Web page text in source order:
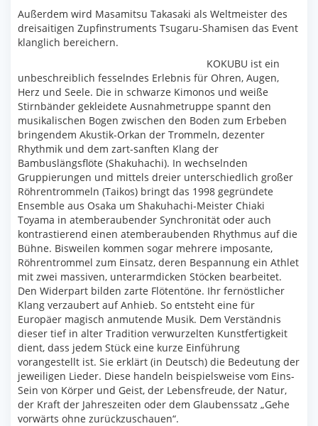
Außerdem wird Masamitsu Takasaki als Weltmeister des
dreisaitigen Zupfinstruments Tsugaru-Shamisen das Event
klanglich bereichern.
KOKUBU ist ein
unbeschreiblich fesselndes Erlebnis für Ohren, Augen,
Herz und Seele. Die in schwarze Kimonos und weiße
Stirnbänder gekleidete Ausnahmetruppe spannt den
musikalischen Bogen zwischen den Boden zum Erbeben
bringendem Akustik-Orkan der Trommeln, dezenter
Rhythmik und dem zart-sanften Klang der
Bambuslängsflöte (Shakuhachi). In wechselnden
Gruppierungen und mittels dreier unterschiedlich großer
Röhrentrommeln (Taikos) bringt das 1998 gegründete
Ensemble aus Osaka um Shakuhachi-Meister Chiaki
Toyama in atemberaubender Synchronität oder auch
kontrastierend einen atemberaubenden Rhythmus auf die
Bühne. Bisweilen kommen sogar mehrere imposante,
Röhrentrommel zum Einsatz, deren Bespannung ein Athlet
mit zwei massiven, unterarmdicken Stöcken bearbeitet.
Den Widerpart bilden zarte Flötentöne. Ihr fernöstlicher
Klang verzaubert auf Anhieb. So entsteht eine für
Europäer magisch anmutende Musik. Dem Verständnis
dieser tief in alter Tradition verwurzelten Kunstfertigkeit
dient, dass jedem Stück eine kurze Einführung
vorangestellt ist. Sie erklärt (in Deutsch) die Bedeutung der
jeweiligen Lieder. Diese handeln beispielsweise vom Eins-
Sein von Körper und Geist, der Lebensfreude, der Natur,
der Kraft der Jahreszeiten oder dem Glaubenssatz „Gehe
vorwärts ohne zurückzuschauen“.